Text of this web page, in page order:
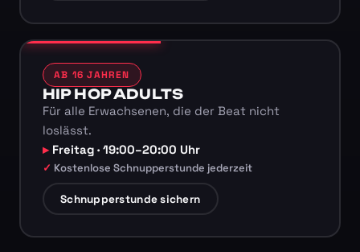
AB 16 JAHREN
HIP HOP ADULTS
Für alle Erwachsenen, die der Beat nicht
loslässt.
Freitag · 19:00–20:00 Uhr
Kostenlose Schnupperstunde jederzeit
Schnupperstunde sichern